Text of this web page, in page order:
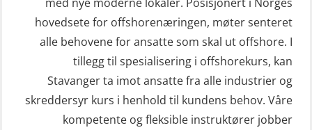
inkl. brannslukning (FSC121)
Hjertestarter brukerkurs (OFA107)
Kombi Søk og Redningslag og HLO
repetisjonskurs med e-læring
(ABSBLE010)
(MSE112)
STCW Redningsfarkost oppdatering
sliskebåt (MSE116)
STCW Sikkerhetsopplæring for
sjøfolk på mindre skip med eLearning
(MBSBLE003)
hovedsete for offshorenæringen, møter senteret
alle behovene for ansatte som skal ut offshore. I
tillegg til spesialisering i offshorekurs, kan
Stavanger ta imot ansatte fra alle industrier og
skreddersyr kurs i henhold til kundens behov. Våre
kompetente og fleksible instruktører jobber